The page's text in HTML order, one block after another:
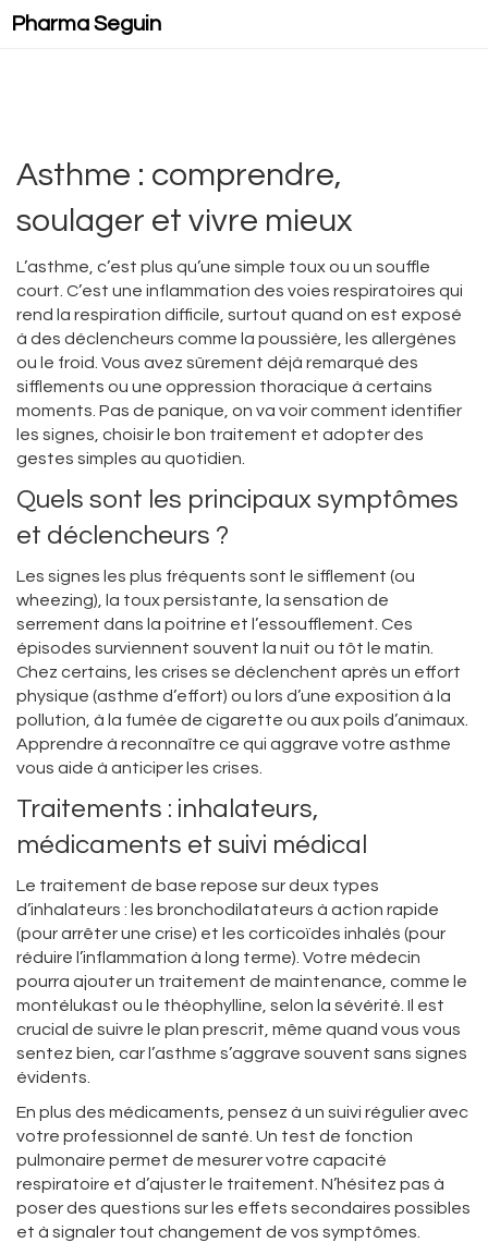
Pharma Seguin
Asthme : comprendre,
soulager et vivre mieux
L’asthme, c’est plus qu’une simple toux ou un souffle
court. C’est une inflammation des voies respiratoires qui
rend la respiration difficile, surtout quand on est exposé
à des déclencheurs comme la poussière, les allergènes
ou le froid. Vous avez sûrement déjà remarqué des
sifflements ou une oppression thoracique à certains
moments. Pas de panique, on va voir comment identifier
les signes, choisir le bon traitement et adopter des
gestes simples au quotidien.
Quels sont les principaux symptômes
et déclencheurs ?
Les signes les plus fréquents sont le sifflement (ou
wheezing), la toux persistante, la sensation de
serrement dans la poitrine et l’essoufflement. Ces
épisodes surviennent souvent la nuit ou tôt le matin.
Chez certains, les crises se déclenchent après un effort
physique (asthme d’effort) ou lors d’une exposition à la
pollution, à la fumée de cigarette ou aux poils d’animaux.
Apprendre à reconnaître ce qui aggrave votre asthme
vous aide à anticiper les crises.
Traitements : inhalateurs,
médicaments et suivi médical
Le traitement de base repose sur deux types
d’inhalateurs : les bronchodilatateurs à action rapide
(pour arrêter une crise) et les corticoïdes inhalés (pour
réduire l’inflammation à long terme). Votre médecin
pourra ajouter un traitement de maintenance, comme le
montélukast ou le théophylline, selon la sévérité. Il est
crucial de suivre le plan prescrit, même quand vous vous
sentez bien, car l’asthme s’aggrave souvent sans signes
évidents.
En plus des médicaments, pensez à un suivi régulier avec
votre professionnel de santé. Un test de fonction
pulmonaire permet de mesurer votre capacité
respiratoire et d’ajuster le traitement. N’hésitez pas à
poser des questions sur les effets secondaires possibles
et à signaler tout changement de vos symptômes.